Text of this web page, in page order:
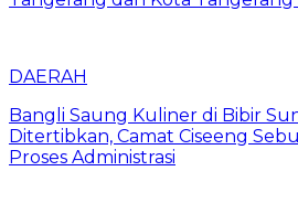
DAERAH
Bangli Saung Kuliner di Bibir
Ditertibkan, Camat Ciseeng
Proses Administrasi